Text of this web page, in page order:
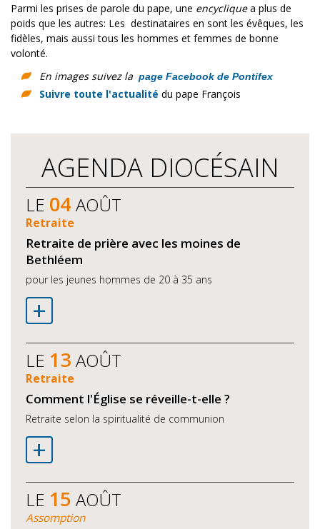
Parmi les prises de parole du pape, une encycliquea plus de
poids que les autres: Les destinataires en sont les évêques, les
fidèles, mais aussi tous les hommes et femmes de bonne
volonté.
En images suivez la page Facebook de Pontifex
Suivre toute l'actualité du pape François
AGENDA DIOCÉSAIN
LE 04 AOÛT
Retraite
Retraite de prière avec les moines de
Bethléem
pour les jeunes hommes de 20 à 35 ans
+
LE 13 AOÛT
Retraite
Comment l'Église se réveille-t-elle ?
Retraite selon la spiritualité de communion
+
LE 15 AOÛT
Assomption